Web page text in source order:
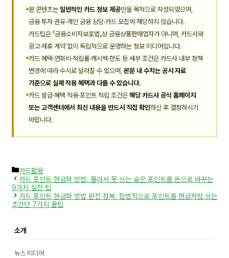
본 콘텐츠는 일반적인 카드 정보 제공만을 목적으로 작성되었으며,
금융 투자 권유·개인 금융 상담·카드 모집에 해당하지 않습니다.
카드팁은 「금융소비자보호법」상 금융상품판매업자가 아니며, 카드사와
광고·제휴 계약 없이 독립적으로 운영하는 정보 미디어입니다.
카드 혜택·연회비·적립률·캐시백·한도 등 세부 조건은 카드사 내부 정책
변경에 따라 수시로 달라질 수 있으며,본문 내 수치는 공시 자료
기준으로 실제 적용 혜택과 다를 수 있습니다.
카드 발급·혜택 적용·포인트 적립 조건은 해당 카드사 공식 홈페이지
또는 고객센터에서 최신 내용을 반드시 직접 확인하신 후 결정하시기
바랍니다.
카
테
고
리
카드활용
카드 포인트 현금화 방법: 몰라서 못 쓰는 숨은 포인트를 돈으로 바꾸는
9가지 실전 팁
카드 포인트 현금화 방법 완전 정복: 합법적으로 포인트를 현금처럼 쓰는
초간단 7가지 꿀팁
소개
뉴스 미디어